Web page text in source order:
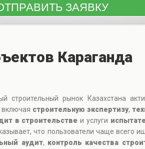
Караганда
строительный рынок Казахстана
включая строительную экспертизу,
в строительстве и услуги
что пользователи чаще всего
аудит, контроль качества